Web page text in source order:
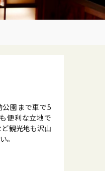
園まで車で5
便利な立地で
観光地も沢山
。